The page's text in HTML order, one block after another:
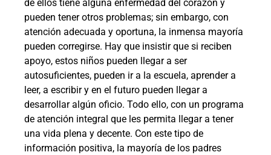
de ellos tiene alguna enfermedad del corazón y
pueden tener otros problemas; sin embargo, con
atención adecuada y oportuna, la inmensa mayoría
pueden corregirse. Hay que insistir que si reciben
apoyo, estos niños pueden llegar a ser
autosuficientes, pueden ir a la escuela, aprender a
leer, a escribir y en el futuro pueden llegar a
desarrollar algún oficio. Todo ello, con un programa
de atención integral que les permita llegar a tener
una vida plena y decente. Con este tipo de
información positiva, la mayoría de los padres